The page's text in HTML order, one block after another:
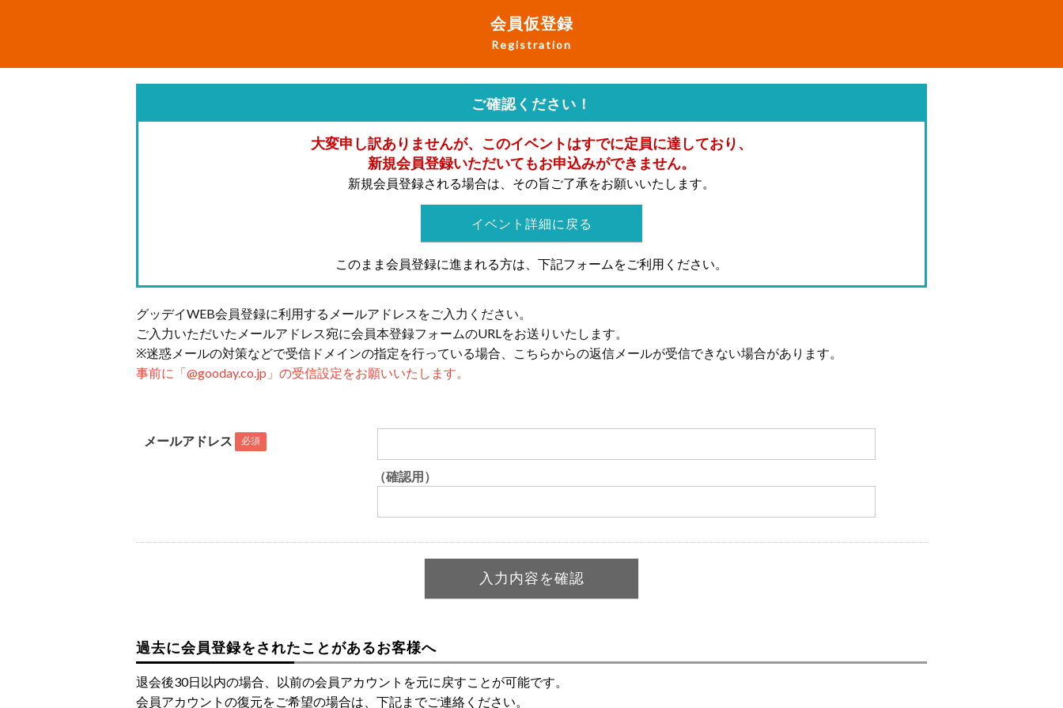
会員仮登録
Registration
ご確認ください！
大変申し訳ありませんが、このイベントはすでに定員に達しており、
新規会員登録いただいてもお申込みができません。
新規会員登録される場合は、その旨ご了承をお願いいたします。
イベント詳細に戻る
このまま会員登録に進まれる方は、下記フォームをご利用ください。
グッデイWEB会員登録に利用するメールアドレスをご入力ください。
ご入力いただいたメールアドレス宛に会員本登録フォームのURLをお送りいたします。
※迷惑メールの対策などで受信ドメインの指定を行っている場合、こちらからの返信メールが受信できない場合があります。
事前に「@gooday.co.jp」の受信設定をお願いいたします。
メールアドレス 必須
（確認用）
過去に会員登録をされたことがあるお客様へ
退会後30日以内の場合、以前の会員アカウントを元に戻すことが可能です。
会員アカウントの復元をご希望の場合は、下記までご連絡ください。